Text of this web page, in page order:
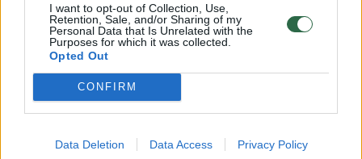
I want to opt-out of Collection, Use,
Retention, Sale, and/or Sharing of my
Personal Data that Is Unrelated with the
Purposes for which it was collected.
Opted Out
CONFIRM
Data Deletion Data Access Privacy Policy
tvenkinį įskriejo automobilis
2026 m. rugpjūčio 7 d. 06:28